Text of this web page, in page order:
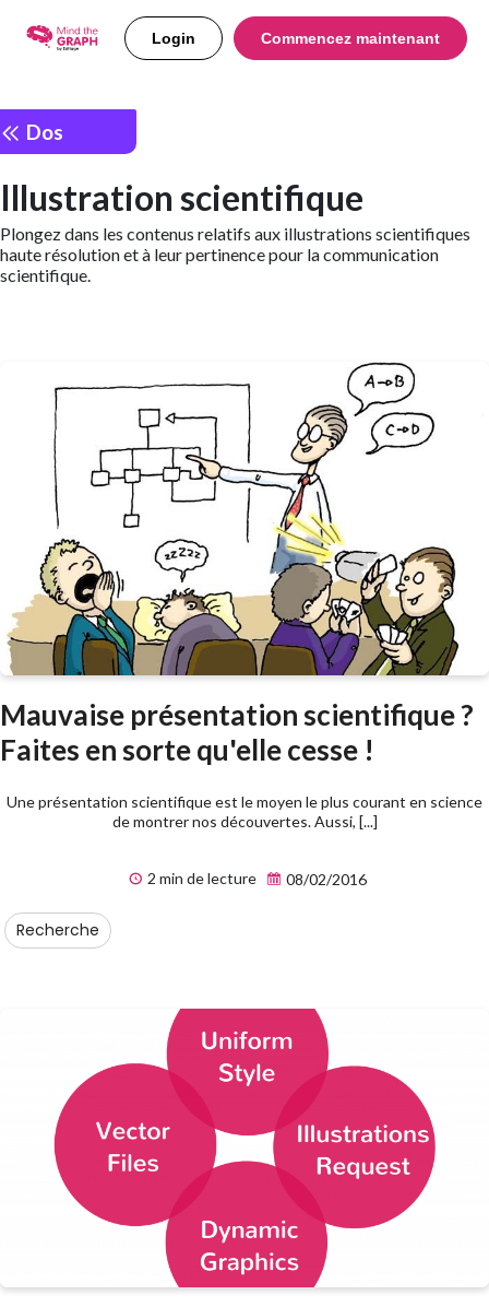
Login Commencez maintenant
Dos
Illustration scientifique
Plongez dans les contenus relatifs aux illustrations scientifiques
haute résolution et à leur pertinence pour la communication
scientifique.
Mauvaise présentation scientifique ?
Faites en sorte qu'elle cesse !
Une présentation scientifique est le moyen le plus courant en science
de montrer nos découvertes. Aussi, [...]
2 min de lecture 08/02/2016
Recherche